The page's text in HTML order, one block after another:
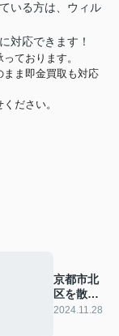
いる方は、ウィル
対応できます！
ております。
まま即金買取も対応
ださい。
京都市北
区を散策
♪②
2024.11.28